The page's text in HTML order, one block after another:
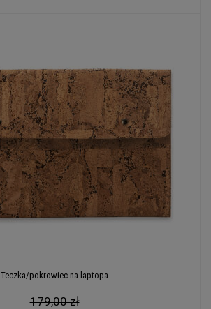
Teczka/pokrowiec na laptopa
179,00 zł